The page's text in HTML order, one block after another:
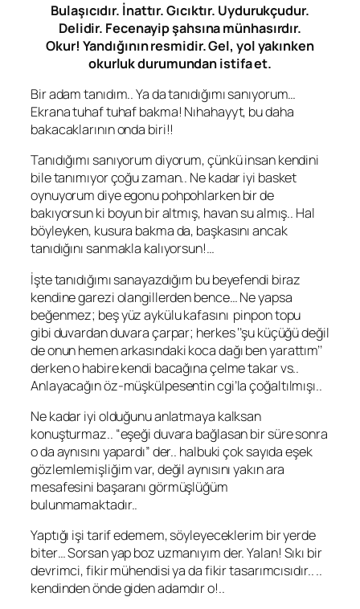
Bulaşıcıdır. İnattır. Gıcıktır. Uydurukçudur.
Delidir. Fecenayip şahsına münhasırdır.
Okur! Yandığının resmidir. Gel, yol yakınken
okurluk durumundan istifa et.
Bir adam tanıdım.. Ya da tanıdığımı sanıyorum…
Ekrana tuhaf tuhaf bakma! Nıhahayyt, bu daha
bakacaklarının onda biri!!
Tanıdığımı sanıyorum diyorum, çünkü insan kendini
bile tanımıyor çoğu zaman.. Ne kadar iyi basket
oynuyorum diye egonu pohpohlarken bir de
bakıyorsun ki boyun bir altmış, havan su almış.. Hal
böyleyken, kusura bakma da, başkasını ancak
tanıdığını sanmakla kalıyorsun!…
İşte tanıdığımı sanayazdığım bu beyefendi biraz
kendine garezi olangillerden bence… Ne yapsa
beğenmez; beş yüz aykülu kafasını pinpon topu
gibi duvardan duvara çarpar; herkes ‘’şu küçüğü değil
de onun hemen arkasındaki koca dağı ben yarattım’’
derken o habire kendi bacağına çelme takar vs..
Anlayacağın öz-müşkülpesentin cgi’la çoğaltılmışı..
Ne kadar iyi olduğunu anlatmaya kalksan
konuşturmaz.. “eşeği duvara bağlasan bir süre sonra
o da aynısını yapardı” der.. halbuki çok sayıda eşek
gözlemlemişliğim var, değil aynısını yakın ara
mesafesini başaranı görmüşlüğüm
bulunmamaktadır..
Yaptığı işi tarif edemem, söyleyeceklerim bir yerde
biter… Sorsan yap boz uzmanıyım der. Yalan! Sıkı bir
devrimci, fikir mühendisi ya da fikir tasarımcısıdır.. ..
kendinden önde giden adamdır o!..